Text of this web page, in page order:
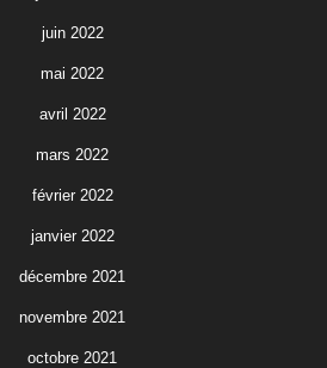
juin 2022
mai 2022
avril 2022
mars 2022
février 2022
janvier 2022
décembre 2021
novembre 2021
octobre 2021